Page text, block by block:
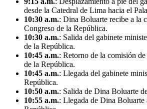
desde la Catedral de Lima hacia el
10:30 a.m.: Dina Boluarte recibe a la
Congreso de la República.
10:30 a.m.: Salida del gabinete
de la República.
10:45 a.m.: Retorno de la comisión
de la República.
10:45 a.m.: Llegada del gabinete
República.
10:50 a.m.: Salida de Dina Boluarte
10:55 a.m.: Llegada de Dina Boluarte